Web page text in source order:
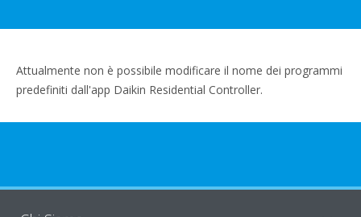
Attualmente non è possibile modificare il nome dei programmi
predefiniti dall'app Daikin Residential Controller.